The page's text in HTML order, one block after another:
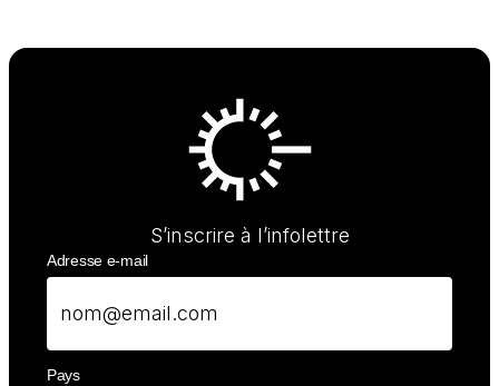
S’inscrire à l’infolettre
Adresse e-mail
Pays